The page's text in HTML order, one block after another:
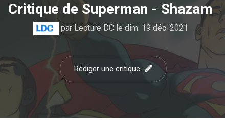
Critique de Superman - Shazam
par Lecture DCle dim. 19 déc. 2021
Rédiger une critique